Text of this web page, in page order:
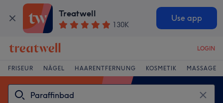
Treatwell
130K
Use app
LOGIN
FRISEUR NÄGEL HAARENTFERNUNG KOSMETIK MASSAGE